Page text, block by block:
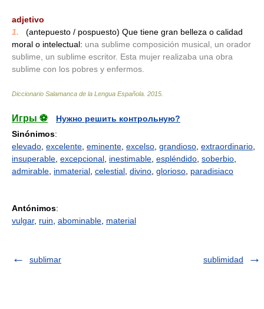
adjetivo
1.
(antepuesto / pospuesto) Que tiene gran belleza o calidad
moral o intelectual: una sublime composición musical, un orador
sublime, un sublime escritor. Esta mujer realizaba una obra
sublime con los pobres y enfermos.
Diccionario Salamanca de la Lengua Española 2015
Игры ⚽
Нужно решить контрольную?
Sinónimos:
elevado excelente eminente excelso grandioso extraordinario
insuperable excepcional inestimable espléndido soberbio
admirable inmaterial celestial divino glorioso paradisiaco
Antónimos:
vulgar, ruin abominable material
sublimar sublimidad